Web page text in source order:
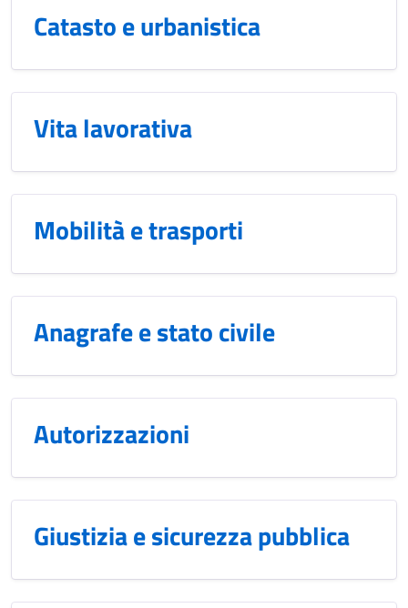
Catasto e urbanistica
Vita lavorativa
Mobilità e trasporti
Anagrafe e stato civile
Autorizzazioni
Giustizia e sicurezza pubblica